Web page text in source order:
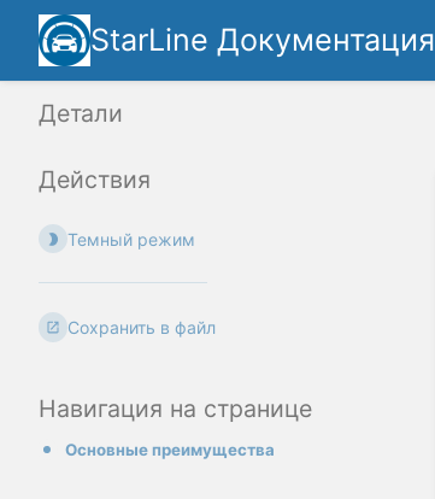
StarLine Документация
Детали
Действия
Темный режим
Сохранить в файл
Навигация на странице
Основные преимущества